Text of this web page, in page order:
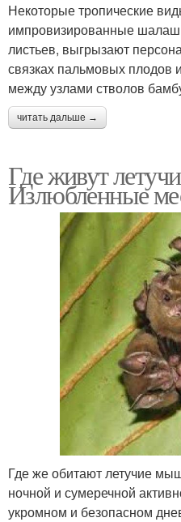
Некоторые тропические
импровизированные
листьев, выгрызают
связках пальмовых плодов
между узлами стволов
читать дальше →
Где живут
Излюбленные
Где же обитают летучие
ночной и сумеречной
укромном и безопасном